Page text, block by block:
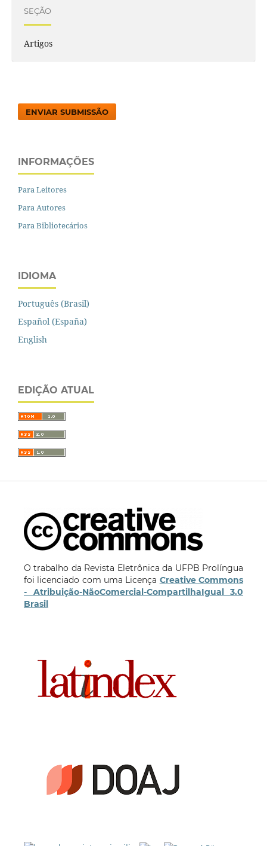
SEÇÃO
Artigos
ENVIAR SUBMISSÃO
INFORMAÇÕES
Para Leitores
Para Autores
Para Bibliotecários
IDIOMA
Português (Brasil)
Español (España)
English
EDIÇÃO ATUAL
O trabalho da Revista Eletrônica da UFPB Prolíngua
foi licenciado com uma Licença Creative Commons
- Atribuição-NãoComercial-CompartilhaIgual 3.0
Brasil